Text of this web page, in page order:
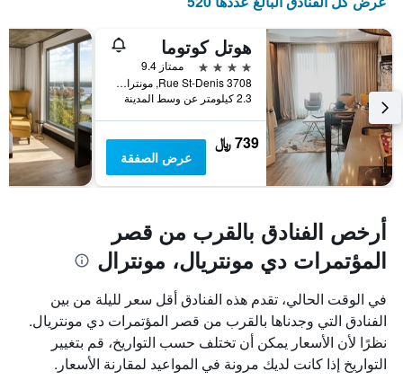
محور
Y
الذي
يعرض
متوسط
سعر
غرفة
هوتل كوتوما
4 نجوم
ممتاز 9.4
3708 Rue St-Denis, مونترال, QC, كندا
2.3 كيلومتر عن وسط المدينة
739 ﷼
عرض الصفقة
أرخص الفنادق بالقرب من قصر
المؤتمرات دي مونتريال، مونترال
في الوقت الحالي، تقدم هذه الفنادق أقل سعر لليلة من بين
الفنادق التي وجدناها بالقرب من قصر المؤتمرات دي مونتريال.
نظرًا لأن الأسعار يمكن أن تختلف حسب التواريخ، قم بتغيير
التواريخ إذا كانت لديك مرونة في المواعيد لمقارنة الأسعار.